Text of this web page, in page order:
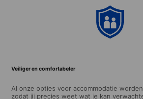
Veiliger en comfortabeler
Al onze opties voor accommodatie
zodat jij precies weet wat je kan